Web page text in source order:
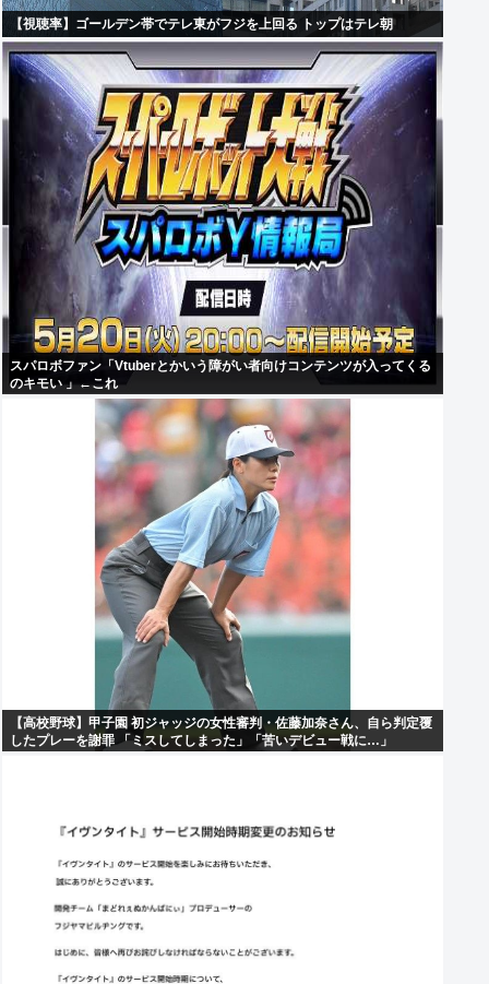
【視聴率】ゴールデン帯でテレ東がフジを上回る トップはテレ朝
スパロボファン「Vtuberとかいう障がい者向けコンテンツが入ってくる
のキモい 」←これ
【高校野球】甲子園 初ジャッジの女性審判・佐藤加奈さん、自ら判定覆
したプレーを謝罪 「ミスしてしまった」「苦いデビュー戦に…」